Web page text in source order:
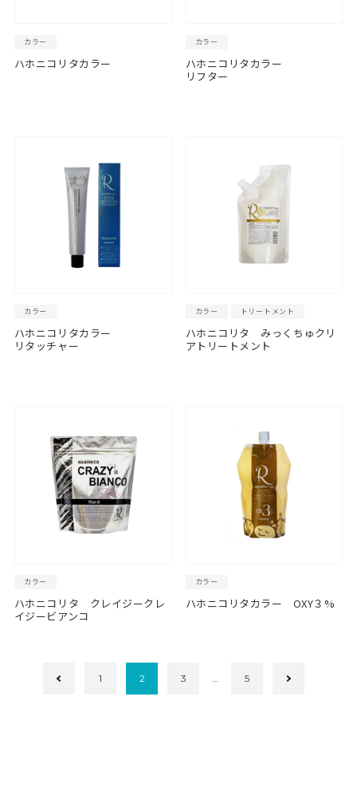
カラー
ハホニコリタカラー
カラー
ハホニコリタカラー
リフター
カラー
ハホニコリタカラー
リタッチャー
カラー トリートメント
ハホニコリタ みっくちゅクリ
アトリートメント
カラー
ハホニコリタ クレイジークレ
イジービアンコ
カラー
ハホニコリタカラー OXY３%
1 2 3 … 5